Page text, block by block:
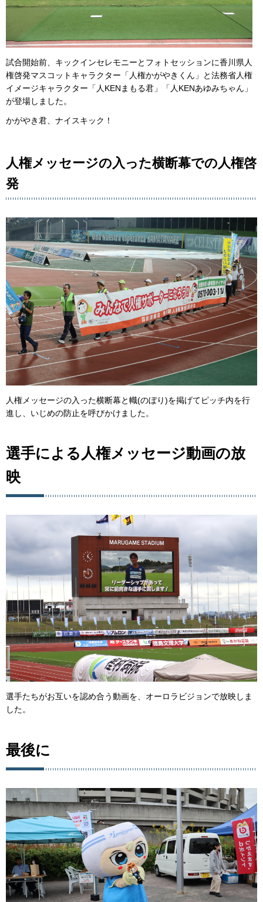
試合開始前、キックインセレモニーとフォトセッションに香川県人
権啓発マスコットキャラクター「人権かがやきくん」と法務省人権
イメージキャラクター「人KENまもる君」「人KENあゆみちゃん」
が登場しました。
かがやき君、ナイスキック！
人権メッセージの入った横断幕での人権啓
発
人権メッセージの入った横断幕と幟(のぼり)を掲げてピッチ内を行
進し、いじめの防止を呼びかけました。
選手による人権メッセージ動画の放
映
選手たちがお互いを認め合う動画を、オーロラビジョンで放映しま
した。
最後に